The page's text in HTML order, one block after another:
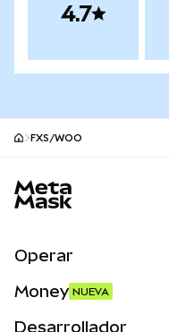
4.7
FXS/WOO
Operar
Money NUEVA
Desarrollador